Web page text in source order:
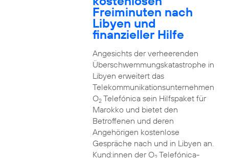
Freiminuten nach
Libyen und
finanzieller Hilfe
Angesichts der verheerenden
Überschwemmungskatastrophe in
Libyen erweitert das
Telekommunikationsunternehmen
O2Telefónica sein Hilfspaket für
Marokko und bietet den
Betroffenen und deren
Angehörigen kostenlose
Gespräche nach und in Libyen an.
Kund:innen der O Telefónica-